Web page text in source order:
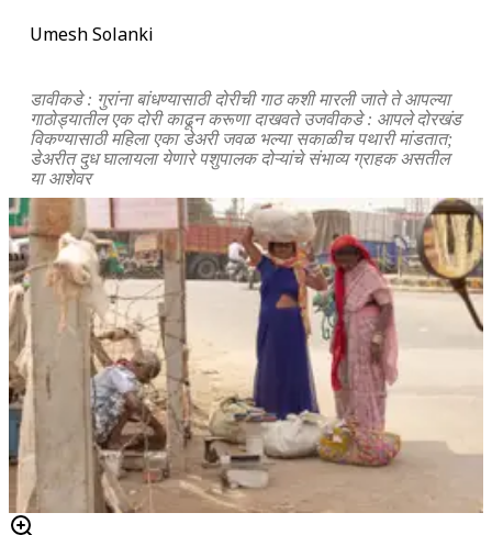
Umesh Solanki
डावीकडे : गुरांना बांधण्यासाठी दोरीची गाठ कशी मारली जाते ते आपल्या
गाठोड्यातील एक दोरी काढून करूणा दाखवते उजवीकडे : आपले दोरखंड
विकण्यासाठी महिला एका डेअरी जवळ भल्या सकाळीच पथारी मांडतात;
डेअरीत दुध घालायला येणारे पशुपालक दोऱ्यांचे संभाव्य ग्राहक असतील
या आशेवर